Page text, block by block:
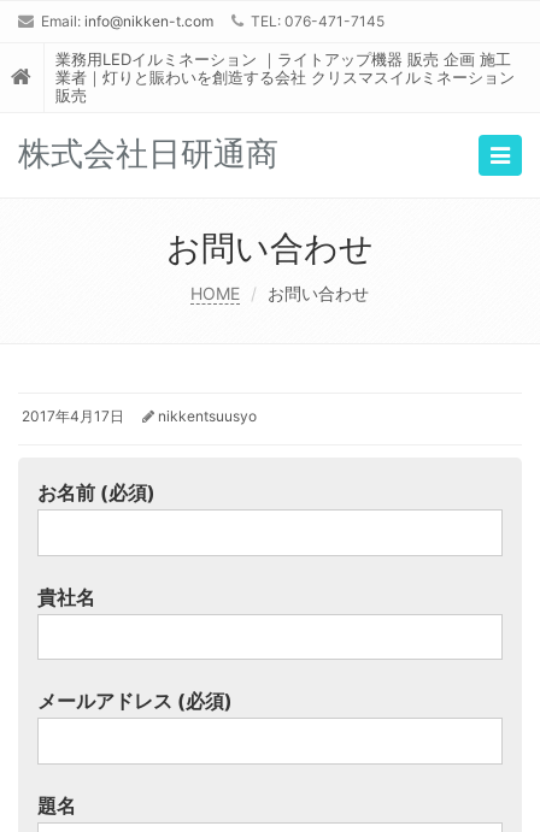
Email: info@nikken-t.com TEL: 076-471-7145
業務用LEDイルミネーション ｜ライトアップ機器 販売 企画 施工
業者｜灯りと賑わいを創造する会社 クリスマスイルミネーション
販売
株式会社日研通商
お問い合わせ
HOME お問い合わせ
2017年4月17日 nikkentsuusyo
お名前 (必須)
貴社名
メールアドレス (必須)
題名